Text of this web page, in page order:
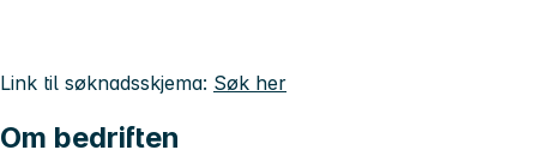
Link til søknadsskjema: Søk her
Om bedriften